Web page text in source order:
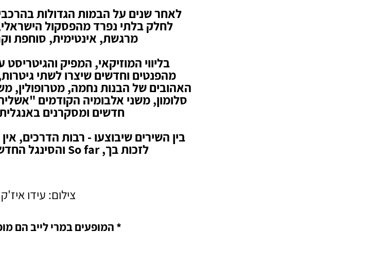
לאחר שנים על הבמות הגדולות
לחלק בלתי נפרד מהפסקול
מרגשת, אינטימית, סוחפת
בליווי המוזיקאי, המפיק והגיטריסט
מהפנטים וחדשים שיצרו לשתי
האהובים של הבנות נחמה, מטרופולין,
חדשים ומסקרנים
בין השירים שיבוצעו - רבות הדרכים,
לזכות בך, So far והסינגל החדש והיפה "תמר".
צילום: עידו איז'ק
* המופעים במרי לייב הם